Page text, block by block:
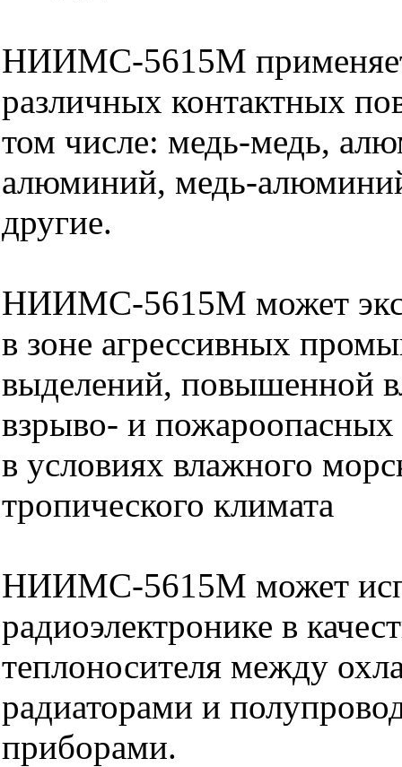
НИИМС-5615М
различных контактных
том числе: медь-медь,
алюминий, медь-
другие.
НИИМС-5615М может
в зоне агрессивных
выделений, повышенной
взрыво- и пожароопасных
в условиях влажного
тропического климата
НИИМС-5615М может
радиоэлектронике в
теплоносителя между
радиаторами и
приборами.